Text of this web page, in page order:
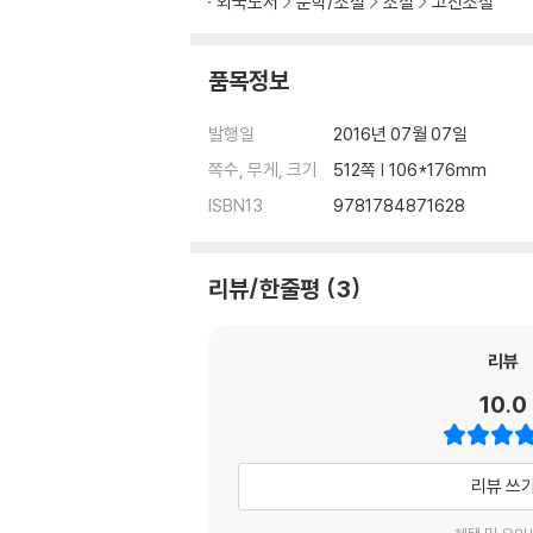
품목정보
발행일
2016년 07월 07일
쪽수, 무게, 크기
512쪽 | 106*176mm
ISBN13
9781784871628
리뷰/한줄평 3
리뷰
10.0
리뷰 쓰